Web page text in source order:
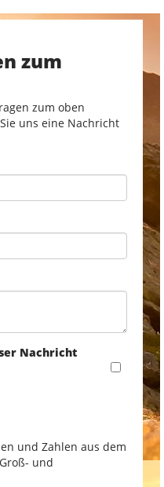
zum
zum oben
uns eine Nachricht
Nachricht
und Zahlen aus dem
und